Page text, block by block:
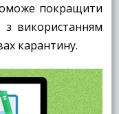
покращити
з використанням
карантину.